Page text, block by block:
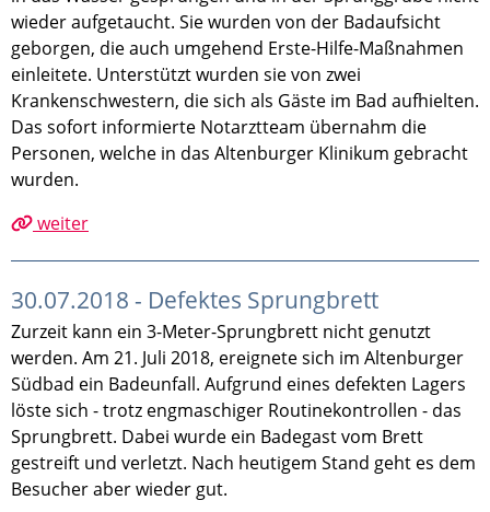
wieder aufgetaucht. Sie wurden von der Badaufsicht
geborgen, die auch umgehend Erste-Hilfe-Maßnahmen
einleitete. Unterstützt wurden sie von zwei
Krankenschwestern, die sich als Gäste im Bad aufhielten.
Das sofort informierte Notarztteam übernahm die
Personen, welche in das Altenburger Klinikum gebracht
wurden.
weiter
30.07.2018 - Defektes Sprungbrett
Zurzeit kann ein 3-Meter-Sprungbrett nicht genutzt
werden. Am 21. Juli 2018, ereignete sich im Altenburger
Südbad ein Badeunfall. Aufgrund eines defekten Lagers
löste sich - trotz engmaschiger Routinekontrollen - das
Sprungbrett. Dabei wurde ein Badegast vom Brett
gestreift und verletzt. Nach heutigem Stand geht es dem
Besucher aber wieder gut.